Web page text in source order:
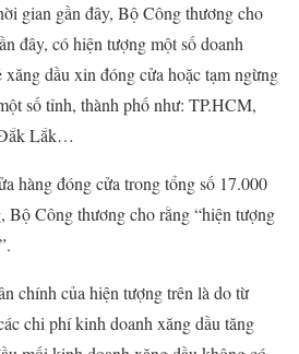
gian gần đây, Bộ Công thương cho
đây, có hiện tượng một số doanh
dầu xin đóng cửa hoặc tạm ngừng
số tỉnh, thành phố như: TP.HCM,
Lắk…
hàng đóng cửa trong tổng số 17.000
Bộ Công thương cho rằng “hiện tượng
chính của hiện tượng trên là do từ
chi phí kinh doanh xăng dầu tăng